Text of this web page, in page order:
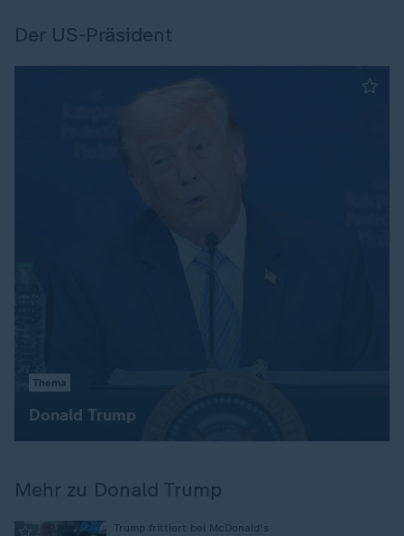
Der US-Präsident
Thema
Donald Trump
Mehr zu Donald Trump
Trump frittiert bei McDonald's